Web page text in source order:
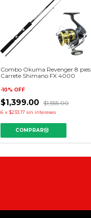
Combo Okuma Revenger 8 pies
Carrete Shimano FX 4000
-10% OFF
$1,399.00 $1,555.00
6 x $233.17 sin intereses